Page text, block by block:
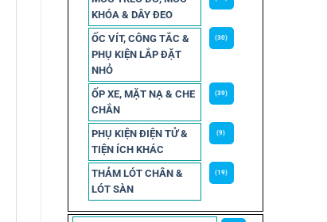
KHÓA & DÂY ĐEO
ỐC VÍT, CÔNG TẮC &
PHỤ KIỆN LẮP ĐẶT
NHỎ
(30)
ỐP XE, MẶT NẠ & CHE
CHẮN
(39)
PHỤ KIỆN ĐIỆN TỬ &
TIỆN ÍCH KHÁC
(9)
THẢM LÓT CHÂN &
LÓT SÀN
(19)